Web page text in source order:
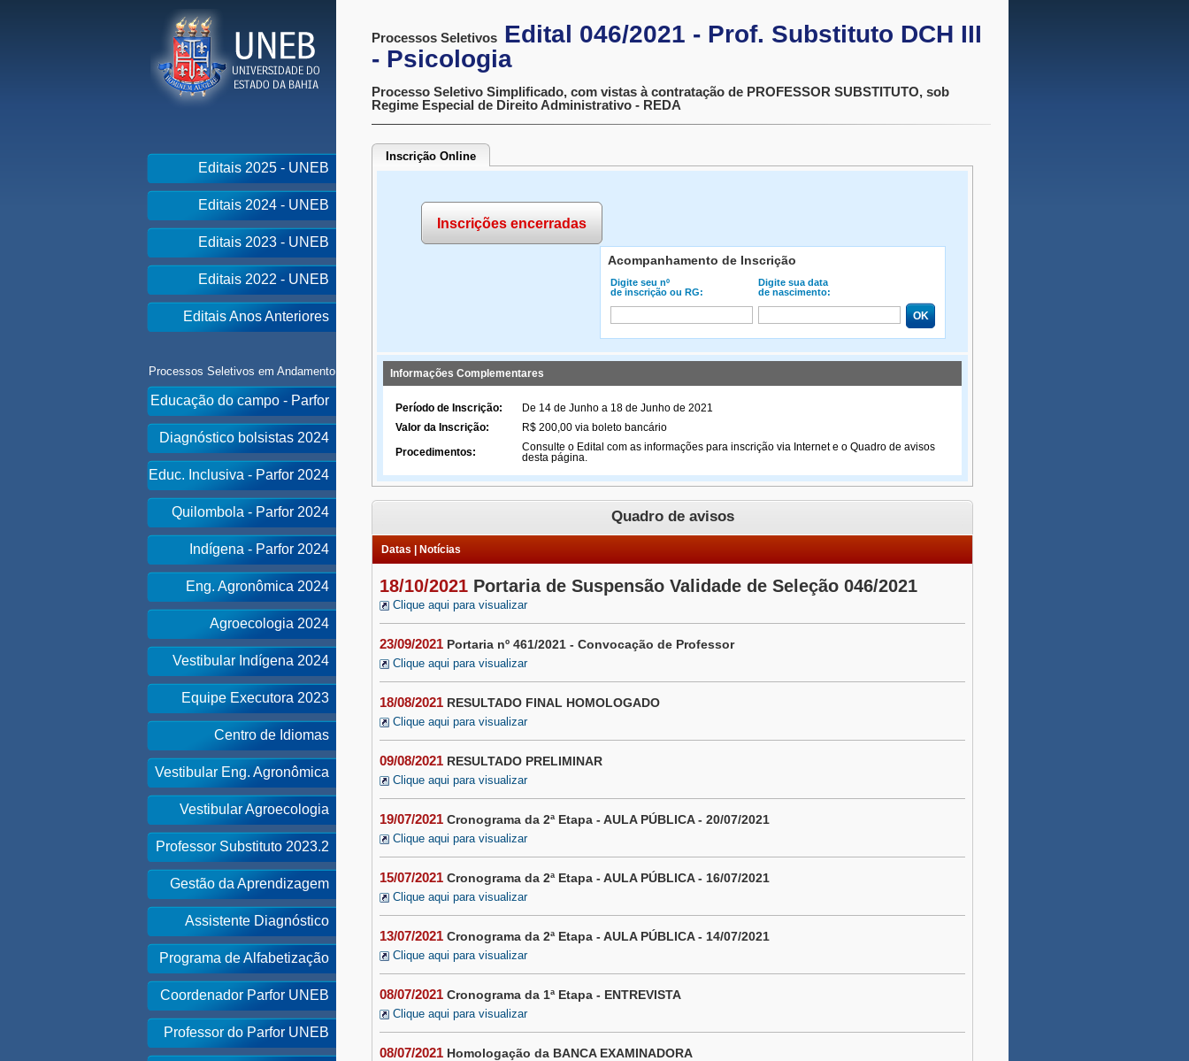
Editais 2025 - UNEB
Editais 2024 - UNEB
Editais 2023 - UNEB
Editais 2022 - UNEB
Editais Anos Anteriores
Processos Seletivos em Andamento
Educação do campo - Parfor
Diagnóstico bolsistas 2024
Educ. Inclusiva - Parfor 2024
Quilombola - Parfor 2024
Indígena - Parfor 2024
Eng. Agronômica 2024
Agroecologia 2024
Vestibular Indígena 2024
Equipe Executora 2023
Centro de Idiomas
Vestibular Eng. Agronômica
Vestibular Agroecologia
Professor Substituto 2023.2
Gestão da Aprendizagem
Assistente Diagnóstico
Programa de Alfabetização
Coordenador Parfor UNEB
Professor do Parfor UNEB
Processos Seletivos Edital 046/2021 - Prof. Substituto DCH III
- Psicologia
Processo Seletivo Simplificado, com vistas à contratação de PROFESSOR SUBSTITUTO, sob
Regime Especial de Direito Administrativo - REDA
Inscrição Online
Inscrições encerradas
Acompanhamento de Inscrição
Digite seu nº
de inscrição ou RG:
Digite sua data
de nascimento:
Informações Complementares
Período de Inscrição:
De 14 de Junho a 18 de Junho de 2021
Valor da Inscrição:
R$ 200,00 via boleto bancário
Procedimentos:
Consulte o Edital com as informações para inscrição via Internet e o Quadro de avisos
desta página.
Quadro de avisos
Datas | Notícias
18/10/2021 Portaria de Suspensão Validade de Seleção 046/2021
Clique aqui para visualizar
23/09/2021 Portaria nº 461/2021 - Convocação de Professor
Clique aqui para visualizar
18/08/2021 RESULTADO FINAL HOMOLOGADO
Clique aqui para visualizar
09/08/2021 RESULTADO PRELIMINAR
Clique aqui para visualizar
19/07/2021 Cronograma da 2ª Etapa - AULA PÚBLICA - 20/07/2021
Clique aqui para visualizar
15/07/2021 Cronograma da 2ª Etapa - AULA PÚBLICA - 16/07/2021
Clique aqui para visualizar
13/07/2021 Cronograma da 2ª Etapa - AULA PÚBLICA - 14/07/2021
Clique aqui para visualizar
08/07/2021 Cronograma da 1ª Etapa - ENTREVISTA
Clique aqui para visualizar
08/07/2021 Homologação da BANCA EXAMINADORA